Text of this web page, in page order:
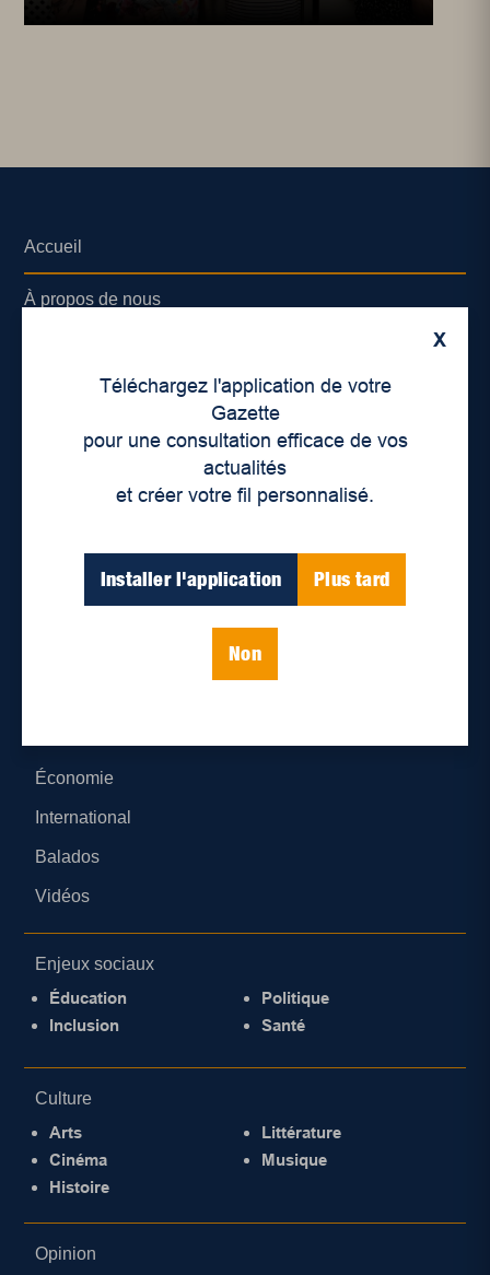
X
Téléchargez l'application de votre
Gazette
pour une consultation efficace de vos
actualités
et créer votre fil personnalisé.
Installer l'application Plus tard
Non
Accueil
À propos de nous
Lieux de distribution
Économie
International
Balados
Vidéos
Enjeux sociaux
Éducation
Inclusion
Politique
Santé
Culture
Arts
Cinéma
Histoire
Littérature
Musique
Opinion